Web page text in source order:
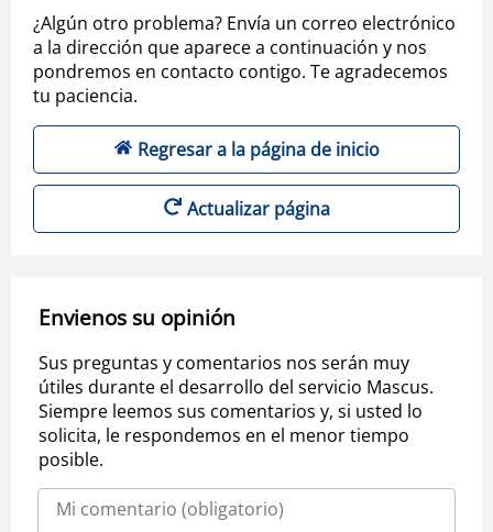
¿Algún otro problema? Envía un correo electrónico
a la dirección que aparece a continuación y nos
pondremos en contacto contigo. Te agradecemos
tu paciencia.
Regresar a la página de inicio
Actualizar página
Envienos su opinión
Sus preguntas y comentarios nos serán muy
útiles durante el desarrollo del servicio Mascus.
Siempre leemos sus comentarios y, si usted lo
solicita, le respondemos en el menor tiempo
posible.